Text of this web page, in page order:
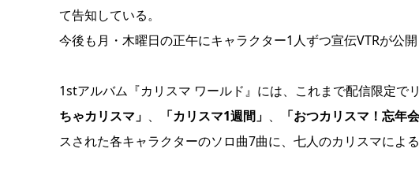
て告知している。
今後も月・木曜日の正午にキャラクター1人ずつ宣伝VTRが公開
1stアルバム『カリスマ ワールド』には、これまで配信限定で
ちゃカリスマ」 、 「カリスマ1週間」 、 「おつカリスマ！忘年会
スされた各キャラクターのソロ曲7曲に、七人のカリスマによ